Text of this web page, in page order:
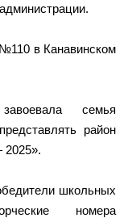
в Канавинском
семья
район
2025».
школьных
номера